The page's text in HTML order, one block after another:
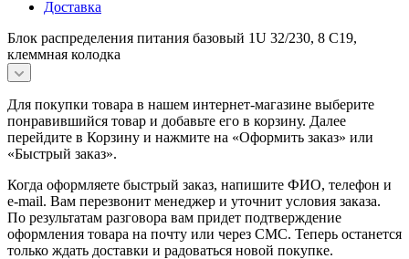
Доставка
Блок распределения питания базовый 1U 32/230, 8 C19,
клеммная колодка
Для покупки товара в нашем интернет-магазине выберите
понравившийся товар и добавьте его в корзину. Далее
перейдите в Корзину и нажмите на «Оформить заказ» или
«Быстрый заказ».
Когда оформляете быстрый заказ, напишите ФИО, телефон и
e-mail. Вам перезвонит менеджер и уточнит условия заказа.
По результатам разговора вам придет подтверждение
оформления товара на почту или через СМС. Теперь останется
только ждать доставки и радоваться новой покупке.